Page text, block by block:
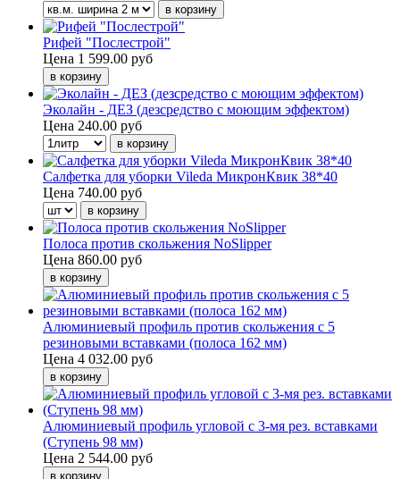
Рифей "Послестрой"
Цена 1 599.00 руб
Эколайн - ДЕЗ (дезсредство с моющим эффектом)
Цена 240.00 руб
Салфетка для уборки Vileda МикронКвик 38*40
Цена 740.00 руб
Полоса против скольжения NoSlipper
Цена 860.00 руб
Алюминиевый профиль против скольжения с 5
резиновыми вставками (полоса 162 мм)
Цена 4 032.00 руб
Алюминиевый профиль угловой с 3-мя рез. вставками
(Ступень 98 мм)
Цена 2 544.00 руб